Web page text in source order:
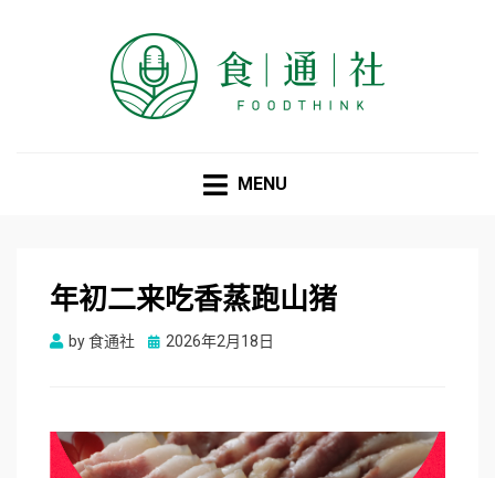
MENU
年初二来吃香蒸跑山猪
by食通社
Posted
2026年2月18日